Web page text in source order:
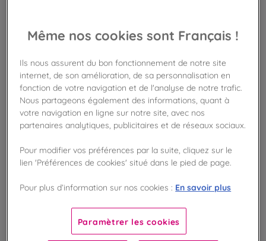
AJOUTER AU PANIER
Disponible en boutique !
Vérifier la disponibilité en magasin
Frais de port offert
dès 50€ d'achat
Gagnez 5 points de fidélité !
Liste des ingrédients et allergènes
Même nos cookies sont Français !
Ils nous assurent du bon fonctionnement de notre site
internet, de son amélioration, de sa personnalisation en
fonction de votre navigation et de l'analyse de notre trafic.
Nous partageons également des informations, quant à
votre navigation en ligne sur notre site, avec nos
partenaires analytiques, publicitaires et de réseaux sociaux.
Pour modifier vos préférences par la suite, cliquez sur le
lien 'Préférences de cookies' situé dans le pied de page.
Pour plus d’information sur nos cookies : En savoir plus
Paramètrer les cookies